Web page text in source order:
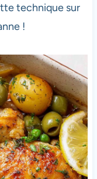
technique sur
!